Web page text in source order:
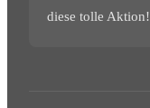
diese tolle Aktion!